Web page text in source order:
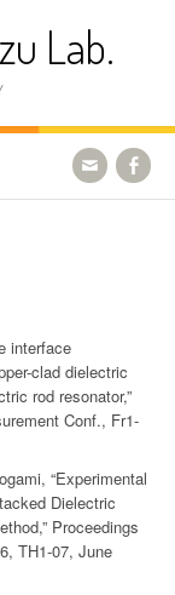
Lab.
interface
clad dielectric
rod resonator,”
Conf., Fr1-
“Experimental
Dielectric
Proceedings
TH1-07, June